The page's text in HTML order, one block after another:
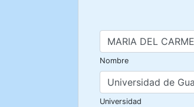
Nombre
Universidad